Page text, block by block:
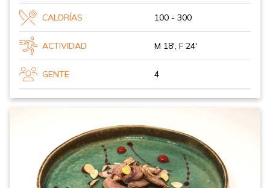
CALORÍAS 100 - 300
ACTIVIDAD M 18', F 24'
GENTE 4